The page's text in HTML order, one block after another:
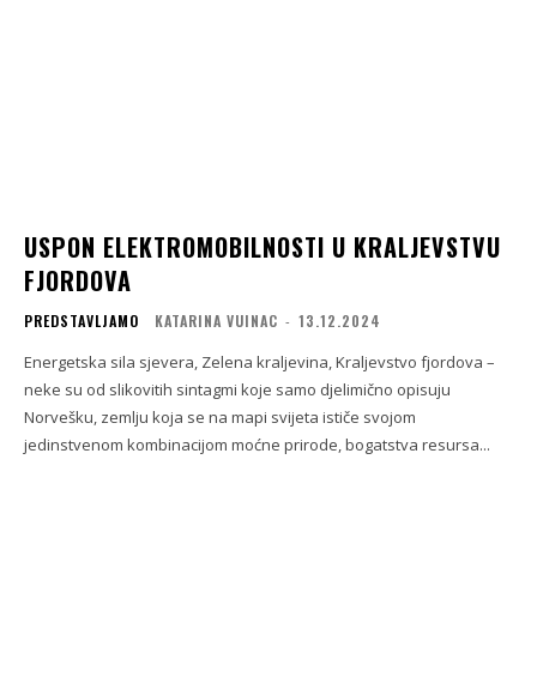
USPON ELEKTROMOBILNOSTI U KRALJEVSTVU
FJORDOVA
PREDSTAVLJAMO KATARINA VUINAC - 13.12.2024
Energetska sila sjevera, Zelena kraljevina, Kraljevstvo fjordova –
neke su od slikovitih sintagmi koje samo djelimično opisuju
Norvešku, zemlju koja se na mapi svijeta ističe svojom
jedinstvenom kombinacijom moćne prirode, bogatstva resursa...